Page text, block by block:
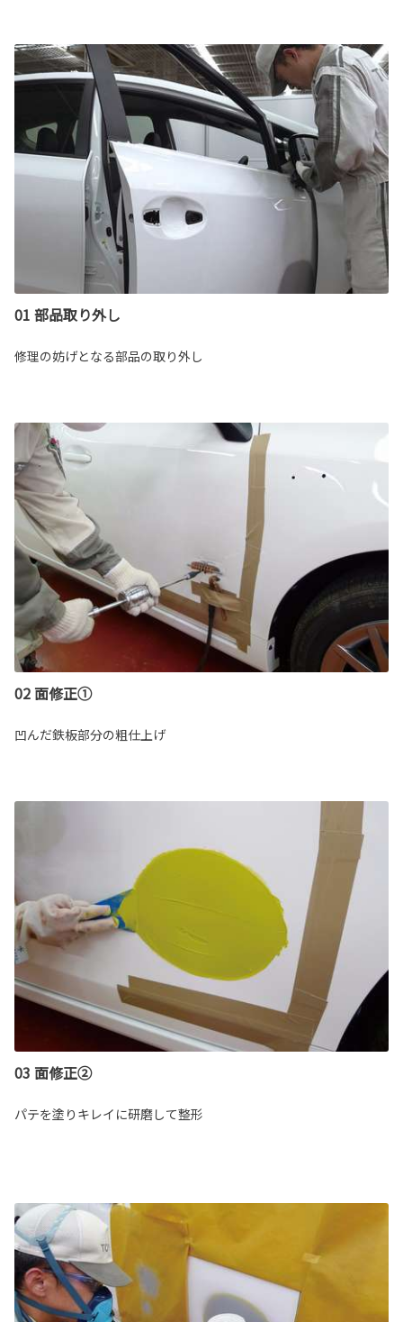
01 部品取り外し
修理の妨げとなる部品の取り外し
02 面修正①
凹んだ鉄板部分の粗仕上げ
03 面修正②
パテを塗りキレイに研磨して整形